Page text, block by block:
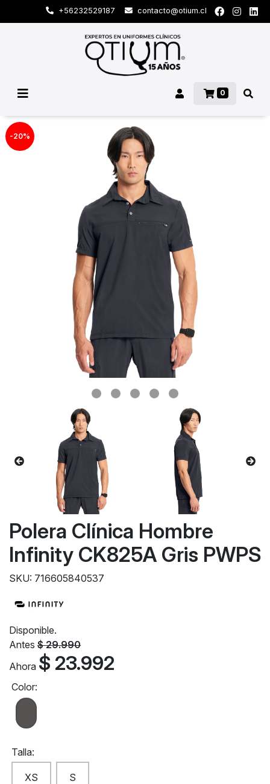
+56232529187 contacto@otium.cl
0
-20%
Polera Clínica Hombre
Infinity CK825A Gris PWPS
SKU: 716605840537
Disponible.
Antes $ 29.990
Ahora $ 23.992
Color:
Talla:
XS S